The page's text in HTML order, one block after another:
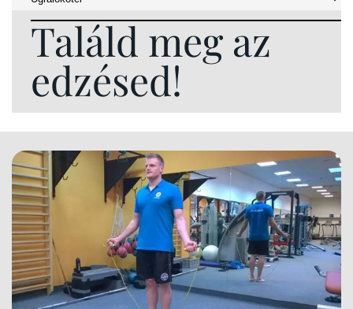
Találd meg az
edzésed!